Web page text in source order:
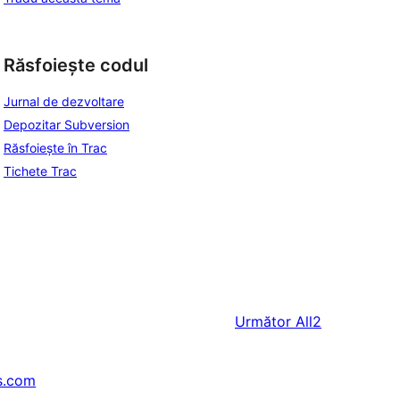
Răsfoiește codul
Jurnal de dezvoltare
Depozitar Subversion
Răsfoiește în Trac
Tichete Trac
Următor All2